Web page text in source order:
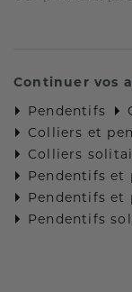
Continuer vos
Pendentifs
Colliers et
Colliers
Pendentifs et
Pendentifs et
Pendentifs